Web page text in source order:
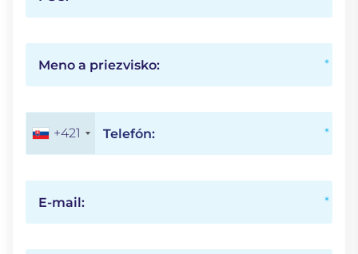
Meno a priezvisko:
Telefón:
+421
E-mail: